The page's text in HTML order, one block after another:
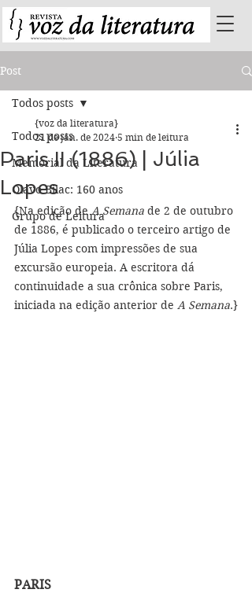
Post
Todos posts
Memorial da Literatura
Olavo Bilac: 160 anos
Grupo de Leitura
Todos posts
Paris II (1886) | Júlia
Lopes
{voz da literatura}
21 de jan. de 2024 5 min de leitura
{Na edição de A Semana de 2 de outubro
de 1886, é publicado o terceiro artigo de
Júlia Lopes com impressões de sua
excursão europeia. A escritora dá
continuidade a sua crônica sobre Paris,
iniciada na edição anterior de A Semana.}
PARIS